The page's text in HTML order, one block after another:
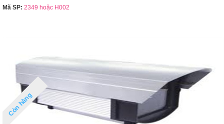
Mã SP: 2349 hoặc H002
Còn hàng